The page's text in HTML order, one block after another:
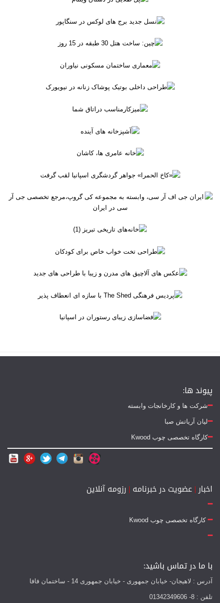
پیوند ها:
شرکت ها و کارخانجات وابسته
لیان آریاتش صبا
کارگاه تخصصی چوب Kwood
اخبار|عضویت در خبرنامه | رزومه آنلاین
کارگاه تخصصی چوب Kwood
با ما در تماس باشید:
آدرس : لاهیجان- خیابان جمهوری - خیابان جمهوری 14 - ساختمان فافا
تلفن : 8- 01342349606